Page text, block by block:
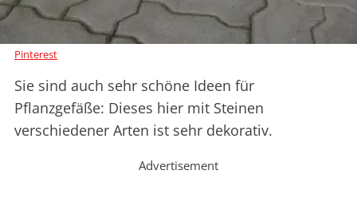
Pinterest
Sie sind auch sehr schöne Ideen für
Pflanzgefäße: Dieses hier mit Steinen
verschiedener Arten ist sehr dekorativ.
Advertisement